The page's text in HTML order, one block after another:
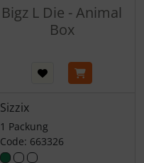
Bigz L Die - Animal
Box
Sizzix
1 Packung
Code: 663326